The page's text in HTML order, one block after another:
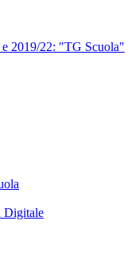
2019/22: "TG Scuola"
Digitale